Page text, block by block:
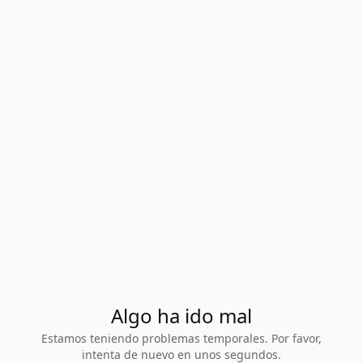
Algo ha ido mal
Estamos teniendo problemas temporales. Por favor,
intenta de nuevo en unos segundos.